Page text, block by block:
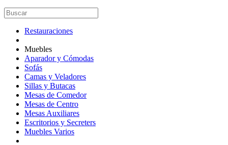
Restauraciones
Muebles
Aparador y Cómodas
Sofás
Camas y Veladores
Sillas y Butacas
Mesas de Comedor
Mesas de Centro
Mesas Auxiliares
Escritorios y Secreters
Muebles Varios